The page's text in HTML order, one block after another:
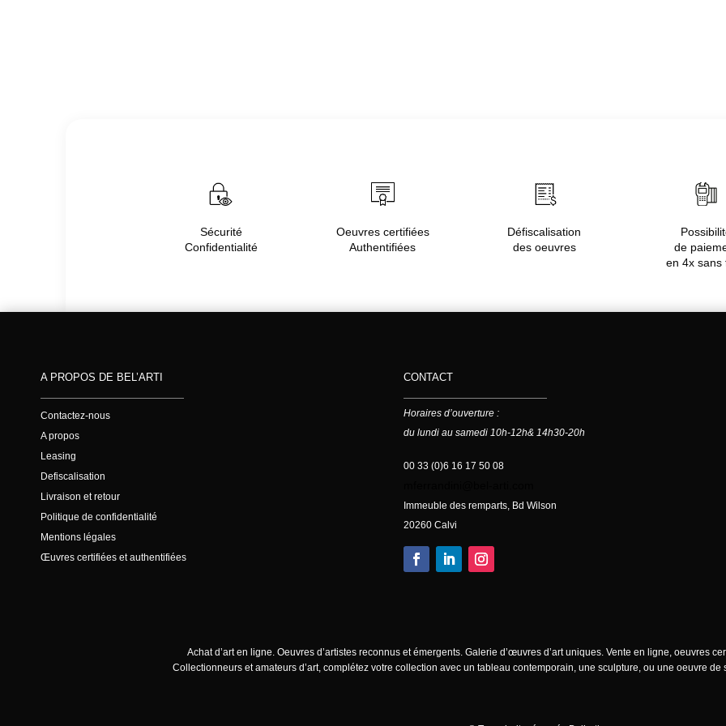
Sécurité
Confidentialité
Oeuvres certifiées
Authentifiées
Défiscalisation
des oeuvres
de
en 4x sans
A PROPOS DE BEL’ARTI
Contactez-nous
A propos
Leasing
Defiscalisation
Livraison et retour
Politique de confidentialité
Mentions légales
Œuvres certifiées et authentifiées
CONTACT
Horaires d’ouverture :
du lundi au samedi 10h-12h& 14h30-20h
00 33 (0)6 16 17 50 08
Immeuble des remparts, Bd Wilson
20260 Calvi
Achat d’art en ligne. Oeuvres d’artistes reconnus et émergents. Galerie d’œuvres d’art uniques. Vente en ligne, oeuvres
Collectionneurs et amateurs d’art, complétez votre collection avec un tableau contemporain, une sculpture, ou une oeuvre de